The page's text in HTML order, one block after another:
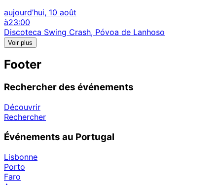
aujourd’hui, 10 août
à23:00
Discoteca Swing Crash, Póvoa de Lanhoso
Voir plus
Footer
Rechercher des événements
Découvrir
Rechercher
Événements au Portugal
Lisbonne
Porto
Faro